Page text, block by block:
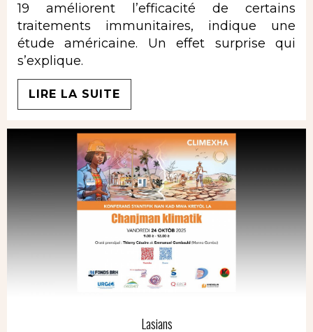
19 améliorent l’efficacité de certains
traitements immunitaires, indique une
étude américaine. Un effet surprise qui
s’explique.
LIRE LA SUITE
Lasians